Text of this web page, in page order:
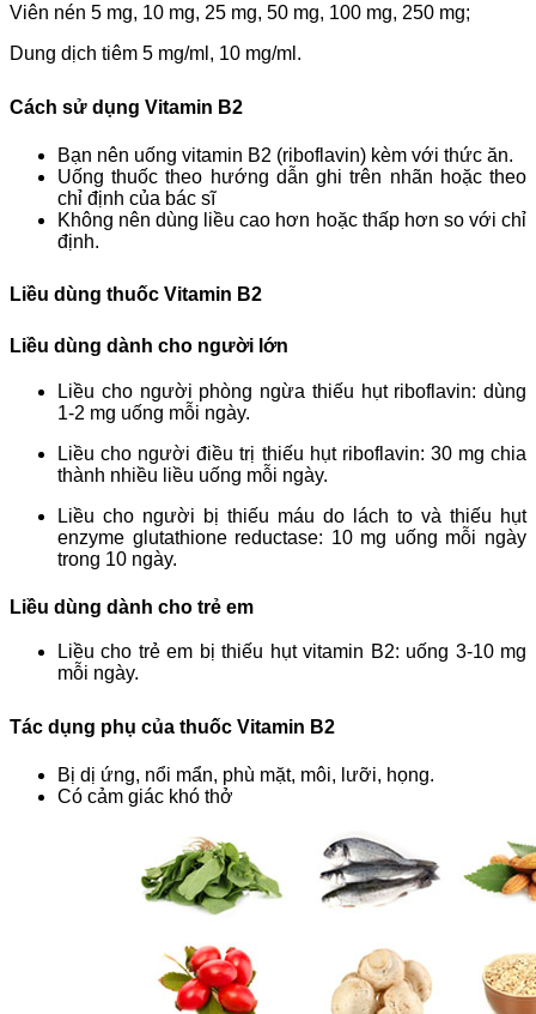
Viên nén 5 mg, 10 mg, 25 mg, 50 mg, 100 mg, 250 mg;
Dung dịch tiêm 5 mg/ml, 10 mg/ml.
Cách sử dụng Vitamin B2
Bạn nên uống vitamin B2 (riboflavin) kèm với thức ăn.
Uống thuốc theo hướng dẫn ghi trên nhãn hoặc theo
chỉ định của bác sĩ
Không nên dùng liều cao hơn hoặc thấp hơn so với chỉ
định.
Liều dùng thuốc Vitamin B2
Liều dùng dành cho người lớn
Liều cho người phòng ngừa thiếu hụt riboflavin: dùng
1-2 mg uống mỗi ngày.
Liều cho người điều trị thiếu hụt riboflavin: 30 mg chia
thành nhiều liều uống mỗi ngày.
Liều cho người bị thiếu máu do lách to và thiếu hụt
enzyme glutathione reductase: 10 mg uống mỗi ngày
trong 10 ngày.
Liều dùng dành cho trẻ em
Liều cho trẻ em bị thiếu hụt vitamin B2: uống 3-10 mg
mỗi ngày.
Tác dụng phụ của thuốc Vitamin B2
Bị dị ứng, nổi mẩn, phù mặt, môi, lưỡi, họng.
Có cảm giác khó thở